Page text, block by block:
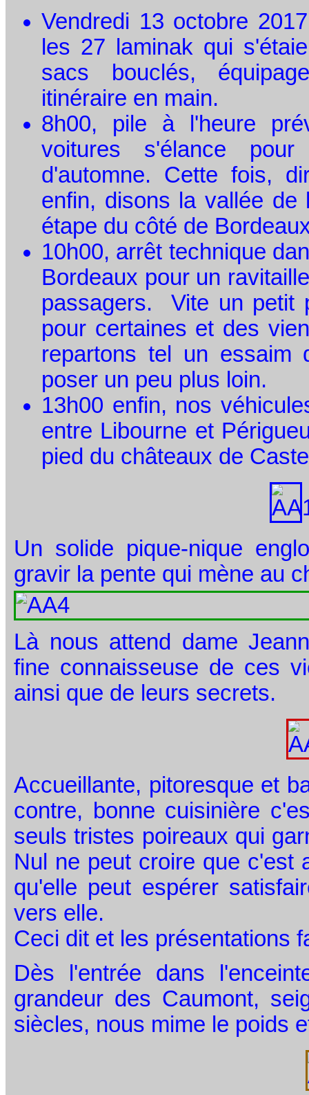
Vendredi 13 octobre
les 27 laminak qui
sacs bouclés,
itinéraire en main.
8h00, pile à l'heure
voitures s'élance pour
d'automne. Cette fois,
enfin, disons la vallée de
étape du côté de
10h00, arrêt technique
Bordeaux pour un
passagers. Vite un petit
pour certaines et des
repartons tel un essaim
poser un peu plus loin.
13h00 enfin, nos
entre Libourne et
pied du châteaux de
Un solide pique-nique
gravir la pente qui mène au
Là nous attend dame
fine connaisseuse de ces
ainsi que de leurs secrets.
Accueillante, pitoresque et
contre, bonne cuisinière
seuls tristes poireaux qui
Nul ne peut croire que c'est
qu'elle peut espérer
vers elle.
Ceci dit et les présentations
Dès l'entrée dans
grandeur des Caumont,
siècles, nous mime le poids